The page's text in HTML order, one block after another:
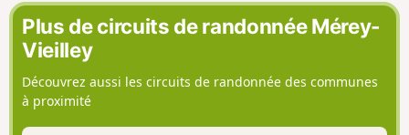
Plus de circuits de randonnée Mérey-
Vieilley
Découvrez aussi les circuits de randonnée des communes
à proximité